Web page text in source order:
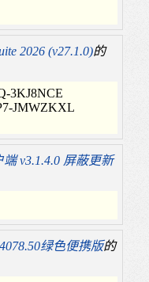
2026 (v27.1.0)的
3KJ8NCE
JMWZKXL
v3.1.4.0 屏蔽更新
绿色便携版的